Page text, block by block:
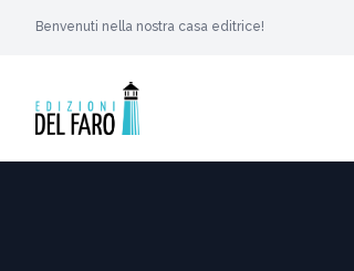
Benvenuti nella nostra casa editrice!